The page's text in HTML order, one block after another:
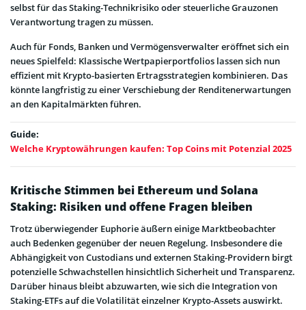
selbst für das Staking-Technikrisiko oder steuerliche Grauzonen
Verantwortung tragen zu müssen.
Auch für Fonds, Banken und Vermögensverwalter eröffnet sich ein
neues Spielfeld: Klassische Wertpapierportfolios lassen sich nun
effizient mit Krypto-basierten Ertragsstrategien kombinieren. Das
könnte langfristig zu einer Verschiebung der Renditenerwartungen
an den Kapitalmärkten führen.
Guide:
Welche Kryptowährungen kaufen: Top Coins mit Potenzial 2025
Kritische Stimmen bei Ethereum und Solana
Staking: Risiken und offene Fragen bleiben
Trotz überwiegender Euphorie äußern einige Marktbeobachter
auch Bedenken gegenüber der neuen Regelung. Insbesondere die
Abhängigkeit von Custodians und externen Staking-Providern birgt
potenzielle Schwachstellen hinsichtlich Sicherheit und Transparenz.
Darüber hinaus bleibt abzuwarten, wie sich die Integration von
Staking-ETFs auf die Volatilität einzelner Krypto-Assets auswirkt.